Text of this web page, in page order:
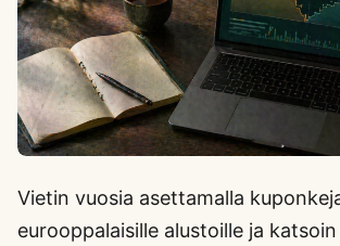
Vietin vuosia asettamalla
eurooppalaisille alustoille ja